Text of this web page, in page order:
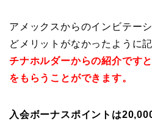
アメックスからのインビテー
どメリットがなかったように
チナホルダーからの紹介です
をもらうことができます。
入会ボーナスポイントは